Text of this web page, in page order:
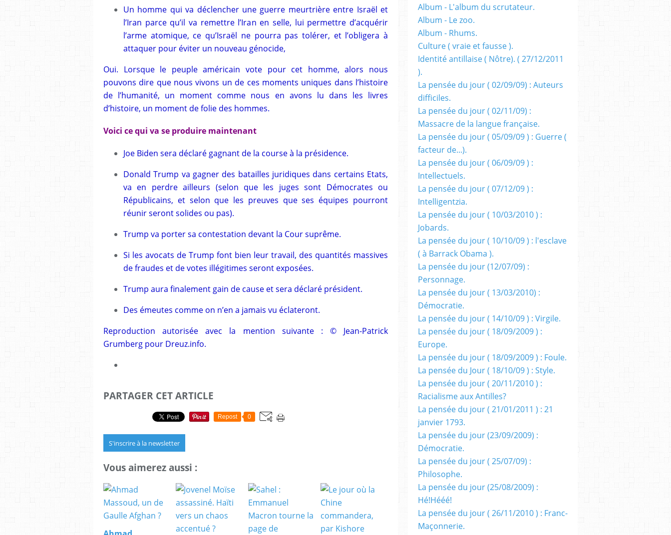
Un homme qui va déclencher une guerre meurtrière entre Israël et
l’Iran parce qu’il va remettre l’Iran en selle, lui permettre d’acquérir
l’arme atomique, ce qu’Israël ne pourra pas tolérer, et l’obligera à
attaquer pour éviter un nouveau génocide,
Oui. Lorsque le peuple américain vote pour cet homme, alors nous
pouvons dire que nous vivons un de ces moments uniques dans l’histoire
de l’humanité, un moment comme nous en avons lu dans les livres
d’histoire, un moment de folie des hommes.
Voici ce qui va se produire maintenant
Joe Biden sera déclaré gagnant de la course à la présidence.
Donald Trump va gagner des batailles juridiques dans certains Etats,
va en perdre ailleurs (selon que les juges sont Démocrates ou
Républicains, et selon que les preuves que ses équipes pourront
réunir seront solides ou pas).
Trump va porter sa contestation devant la Cour suprême.
Si les avocats de Trump font bien leur travail, des quantités massives
de fraudes et de votes illégitimes seront exposées.
Trump aura finalement gain de cause et sera déclaré président.
Des émeutes comme on n’en a jamais vu éclateront.
Reproduction autorisée avec la mention suivante : © Jean-Patrick
Grumberg pour Dreuz.info.
PARTAGER CET ARTICLE
Repost 0
S'inscrire à la newsletter
Vous aimerez aussi :
Album - L'album du scrutateur.
Album - Le zoo.
Album - Rhums.
Culture ( vraie et fausse ).
Identité antillaise ( Nôtre). ( 27/12/2011
).
La pensée du jour ( 02/09/09) : Auteurs
difficiles.
La pensée du jour ( 02/11/09) :
Massacre de la langue française.
La pensée du jour ( 05/09/09 ) : Guerre (
facteur de...).
La pensée du jour ( 06/09/09 ) :
Intellectuels.
La pensée du jour ( 07/12/09 ) :
Intelligentzia.
La pensée du jour ( 10/03/2010 ) :
Jobards.
La pensée du jour ( 10/10/09 ) : l'esclave
( à Barrack Obama ).
La pensée du jour (12/07/09) :
Personnage.
La pensée du jour ( 13/03/2010) :
Démocratie.
La pensée du jour ( 14/10/09 ) : Virgile.
La pensée du jour ( 18/09/2009 ) :
Europe.
La pensée du jour ( 18/09/2009 ) : Foule.
La pensée du Jour ( 18/10/09 ) : Style.
La pensée du jour ( 20/11/2010 ) :
Racialisme aux Antilles?
La pensée du jour ( 21/01/2011 ) : 21
janvier 1793.
La pensée du jour (23/09/2009) :
Démocratie.
La pensée du jour ( 25/07/09) :
Philosophe.
La pensée du jour (25/08/2009) :
Hé!Hééé!
La pensée du jour ( 26/11/2010 ) : Franc-
Maçonnerie.